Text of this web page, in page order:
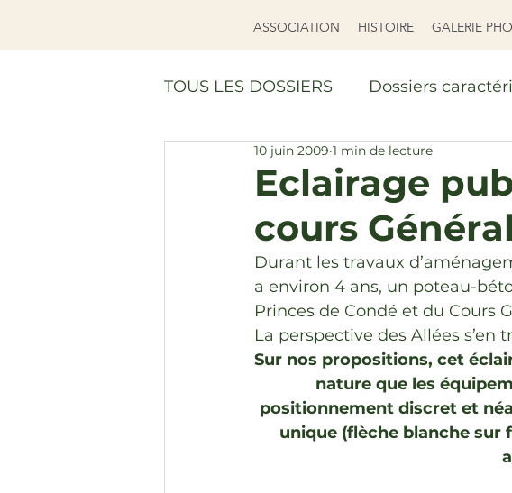
ASSOCIATION HISTOIRE GALERIE
TOUS LES DOSSIERS Dossiers
Réalisations DOSSIERS EN COURS
Eclairage
cours
10 juin 2009 1 min de lecture
Durant les travaux
a environ 4 ans, un poteau-
Princes de Condé et du Cours
La perspective des Allées
Sur nos propositions, cet
nature que les
positionnement discret et
unique (flèche blanche sur